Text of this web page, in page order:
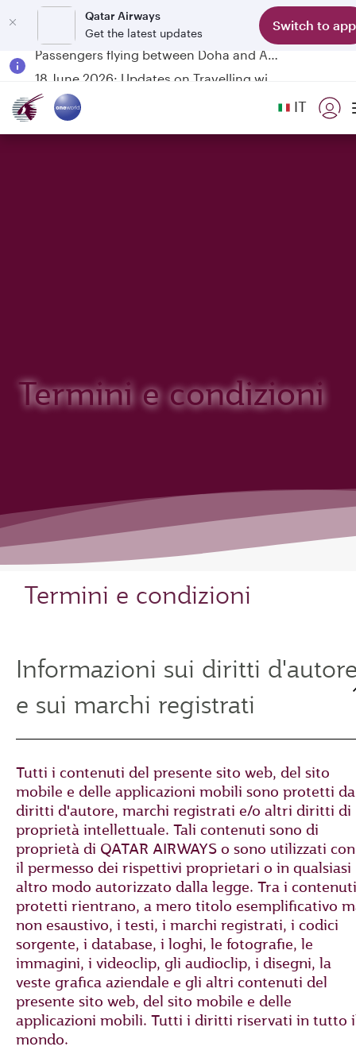
Qatar Airways
Get the latest updates
Switch to app
Passengers flying between Doha and Auckland on QR914 and QR915
Qatar Airways Expands Global Network to over 160 Destinations
IT
Termini e condizioni
Termini e condizioni
Informazioni sui diritti
e sui marchi registrati
Tutti i contenuti del presente sito web, del sito
mobile e delle applicazioni mobili sono protetti da
diritti d'autore, marchi registrati e/o altri diritti di
proprietà intellettuale. Tali contenuti sono di
proprietà di QATAR AIRWAYS o sono utilizzati con
il permesso dei rispettivi proprietari o in qualsiasi
altro modo autorizzato dalla legge. Tra i contenuti
protetti rientrano, a mero titolo esemplificativo
non esaustivo, i testi, i marchi registrati, i codici
sorgente, i database, i loghi, le fotografie, le
immagini, i videoclip, gli audioclip, i disegni, la
veste grafica aziendale e gli altri contenuti del
presente sito web, del sito mobile e delle
applicazioni mobili. Tutti i diritti riservati in tutto
mondo.